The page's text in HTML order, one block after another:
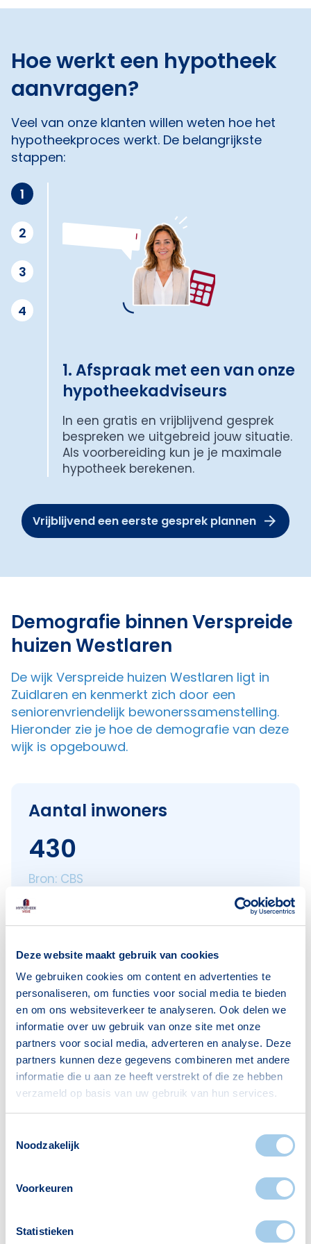
Deze website maakt gebruik van cookies
We gebruiken cookies om content en advertenties te
personaliseren, om functies voor social media te bieden
en om ons websiteverkeer te analyseren. Ook delen we
informatie over uw gebruik van onze site met onze
partners voor social media, adverteren en analyse. Deze
partners kunnen deze gegevens combineren met andere
informatie die u aan ze heeft verstrekt of die ze hebben
verzameld op basis van uw gebruik van hun services.
Noodzakelijk
Voorkeuren
Statistieken
Hoe werkt een hypotheek
aanvragen?
Veel van onze klanten willen weten hoe het
hypotheekproces werkt. De belangrijkste
stappen:
1
2
3
4
1. Afspraak met een van onze
hypotheekadviseurs
In een gratis en vrijblijvend gesprek
bespreken we uitgebreid jouw situatie.
Als voorbereiding kun je je maximale
hypotheek berekenen.
Vrijblijvend een eerste gesprek plannen
Demografie binnen Verspreide
huizen Westlaren
De wijk Verspreide huizen Westlaren ligt in
Zuidlaren en kenmerkt zich door een
seniorenvriendelijk bewonerssamenstelling.
Hieronder zie je hoe de demografie van deze
wijk is opgebouwd.
Aantal inwoners
430
Bron: CBS
Leeftijden
< 18 jaar
18–25 jaar
13
25–45 jaar
45–65 jaar
146
65+ jaar
163
Bron: CBS
27
15